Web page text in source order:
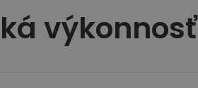
výkonnosť